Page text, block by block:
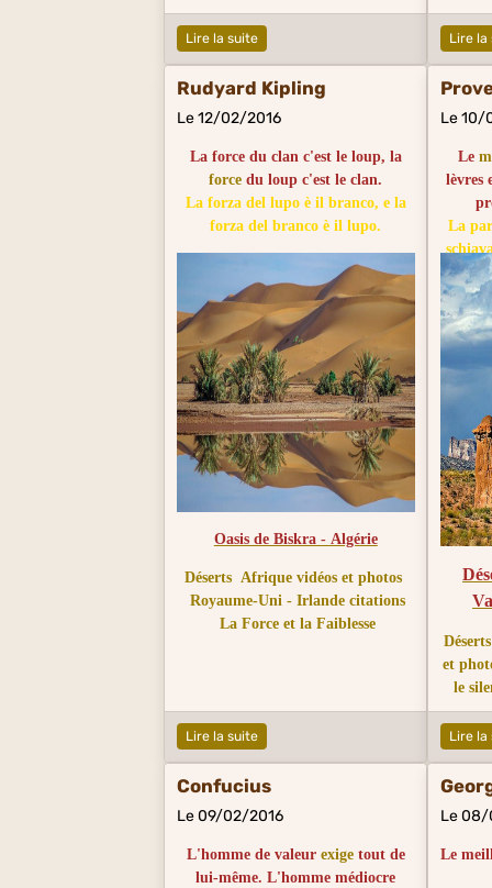
Lire la suite Lire la
Rudyard Kipling
Le 12/02/2016
La force du clan c'est le loup, la
force du loup c'est le clan.
La forza del lupo è il branco, e la
forza del branco è il lupo.
Oasis de Biskra - Algérie
Déserts Afrique vidéos et photos
Royaume-Uni - Irlande citations
La Force et la Faiblesse
Lire la suite
Le 10/
Le
lèvres
La
Déserts
et
le
Lire la
Confucius
Le 09/02/2016
L'homme de valeur exige tout de
lui-même. L'homme médiocre
Le 08/
Le